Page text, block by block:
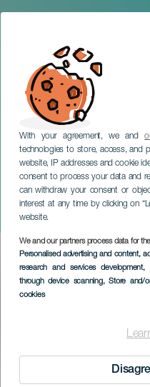
With your agreement, we and
technologies to store, access, and
website, IP addresses and cookie
consent to process your data and
can withdraw your consent or
interest at any time by clicking on
website.
We and our partners process data for
Personalised advertising and content,
research and services development,
through device scanning, Store and/
cookies
Laguna
TENERIFE
Imagen
Listado
EVENEMENT UIT HET